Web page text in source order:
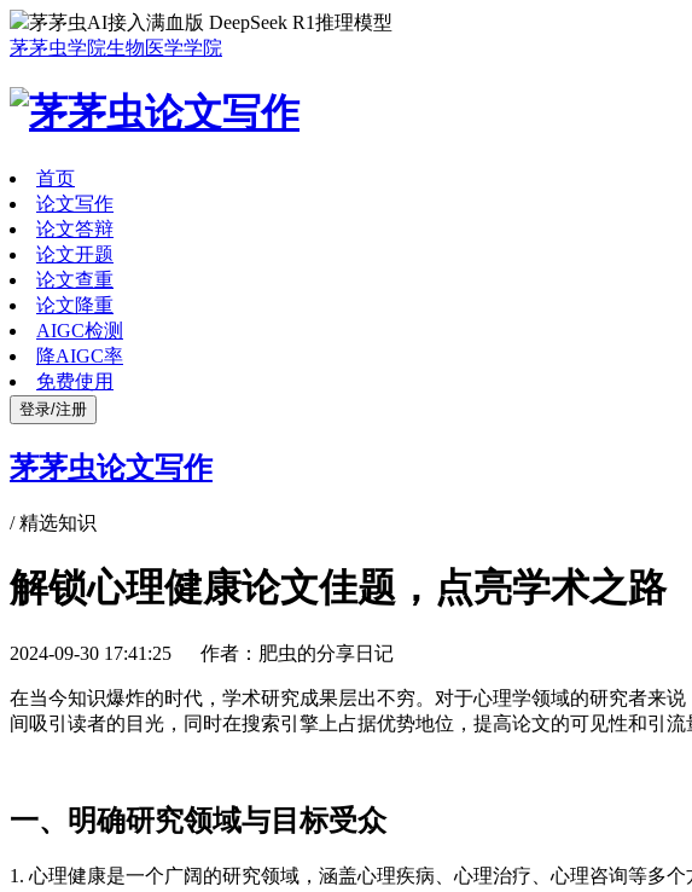
茅茅虫AI接入满血版 DeepSeek R1推理模型
茅茅虫学院生物医学学院
首页
论文写作
论文答辩
论文开题
论文查重
论文降重
AIGC检测
降AIGC率
免费使用
登录/注册
茅茅虫论文写作
/精选知识
解锁心理健康论文佳题，点亮学术之路
2024-09-30 17:41:25 作者：肥虫的分享日记
在当今知识爆炸的时代，学术研究成果层出不穷。对于心理学领域的研究者来
间吸引读者的目光，同时在搜索引擎上占据优势地位，提高论文的可见性和引
一、明确研究领域与目标受众
1. 心理健康是一个广阔的研究领域，涵盖心理疾病、心理治疗、心理咨询等多